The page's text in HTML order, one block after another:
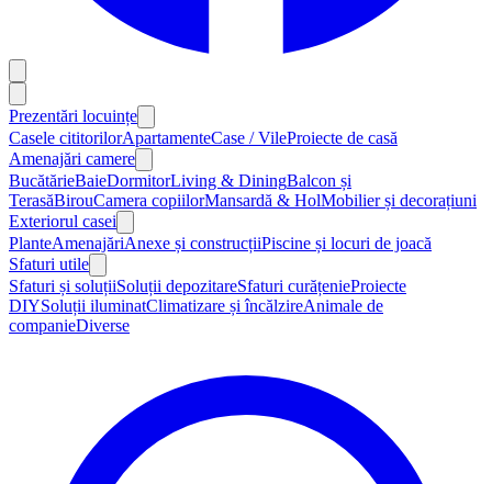
Prezentări locuințe
Casele cititorilorApartamenteCase / VileProiecte de casă
Amenajări camere
BucătărieBaieDormitorLiving & DiningBalcon și
TerasăBirouCamera copiilorMansardă & HolMobilier și decorațiuni
Exteriorul casei
PlanteAmenajăriAnexe și construcțiiPiscine și locuri de joacă
Sfaturi utile
Sfaturi și soluțiiSoluții depozitareSfaturi curățenieProiecte
DIYSoluții iluminatClimatizare și încălzireAnimale de
companieDiverse